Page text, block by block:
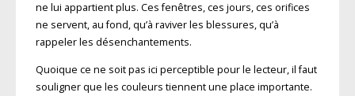
ne lui appartient plus. Ces fenêtres, ces jours, ces orifices
ne servent, au fond, qu’à raviver les blessures, qu’à
rappeler les désenchantements.
Quoique ce ne soit pas ici perceptible pour le lecteur, il faut
souligner que les couleurs tiennent une place importante.